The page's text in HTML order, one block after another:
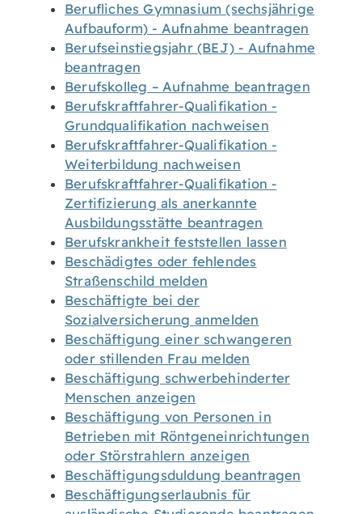
Berufliches Gymnasium (sechsjährige
Aufbauform) - Aufnahme beantragen
Berufseinstiegsjahr (BEJ) - Aufnahme
beantragen
Berufskolleg – Aufnahme beantragen
Berufskraftfahrer-Qualifikation -
Grundqualifikation nachweisen
Berufskraftfahrer-Qualifikation -
Weiterbildung nachweisen
Berufskraftfahrer-Qualifikation -
Zertifizierung als anerkannte
Ausbildungsstätte beantragen
Berufskrankheit feststellen lassen
Beschädigtes oder fehlendes
Straßenschild melden
Beschäftigte bei der
Sozialversicherung anmelden
Beschäftigung einer schwangeren
oder stillenden Frau melden
Beschäftigung schwerbehinderter
Menschen anzeigen
Beschäftigung von Personen in
Betrieben mit Röntgeneinrichtungen
oder Störstrahlern anzeigen
Beschäftigungsduldung beantragen
Beschäftigungserlaubnis für